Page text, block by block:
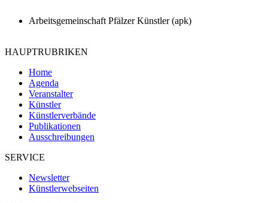
Arbeitsgemeinschaft Pfälzer Künstler (apk)
HAUPTRUBRIKEN
Home
Agenda
Veranstalter
Künstler
Künstlerverbände
Publikationen
Ausschreibungen
SERVICE
Newsletter
Künstlerwebseiten